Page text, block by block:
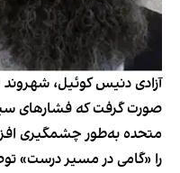
آزادی دنیس کوئیل، شهروند
صورت گرفت که فشارهای
متحده به‌طور چشمگیری
را «گامی در مسیر درست»